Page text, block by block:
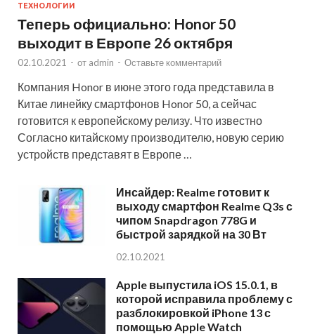
ТЕХНОЛОГИИ
Теперь официально: Honor 50
выходит в Европе 26 октября
02.10.2021 - от admin - Оставьте комментарий
Компания Honor в июне этого года представила в
Китае линейку смартфонов Honor 50, а сейчас
готовится к европейскому релизу. Что известно
Согласно китайскому производителю, новую серию
устройств представят в Европе …
Инсайдер: Realme готовит к
выходу смартфон Realme Q3s с
чипом Snapdragon 778G и
быстрой зарядкой на 30 Вт
02.10.2021
Apple выпустила iOS 15.0.1, в
которой исправила проблему с
разблокировкой iPhone 13 с
помощью Apple Watch